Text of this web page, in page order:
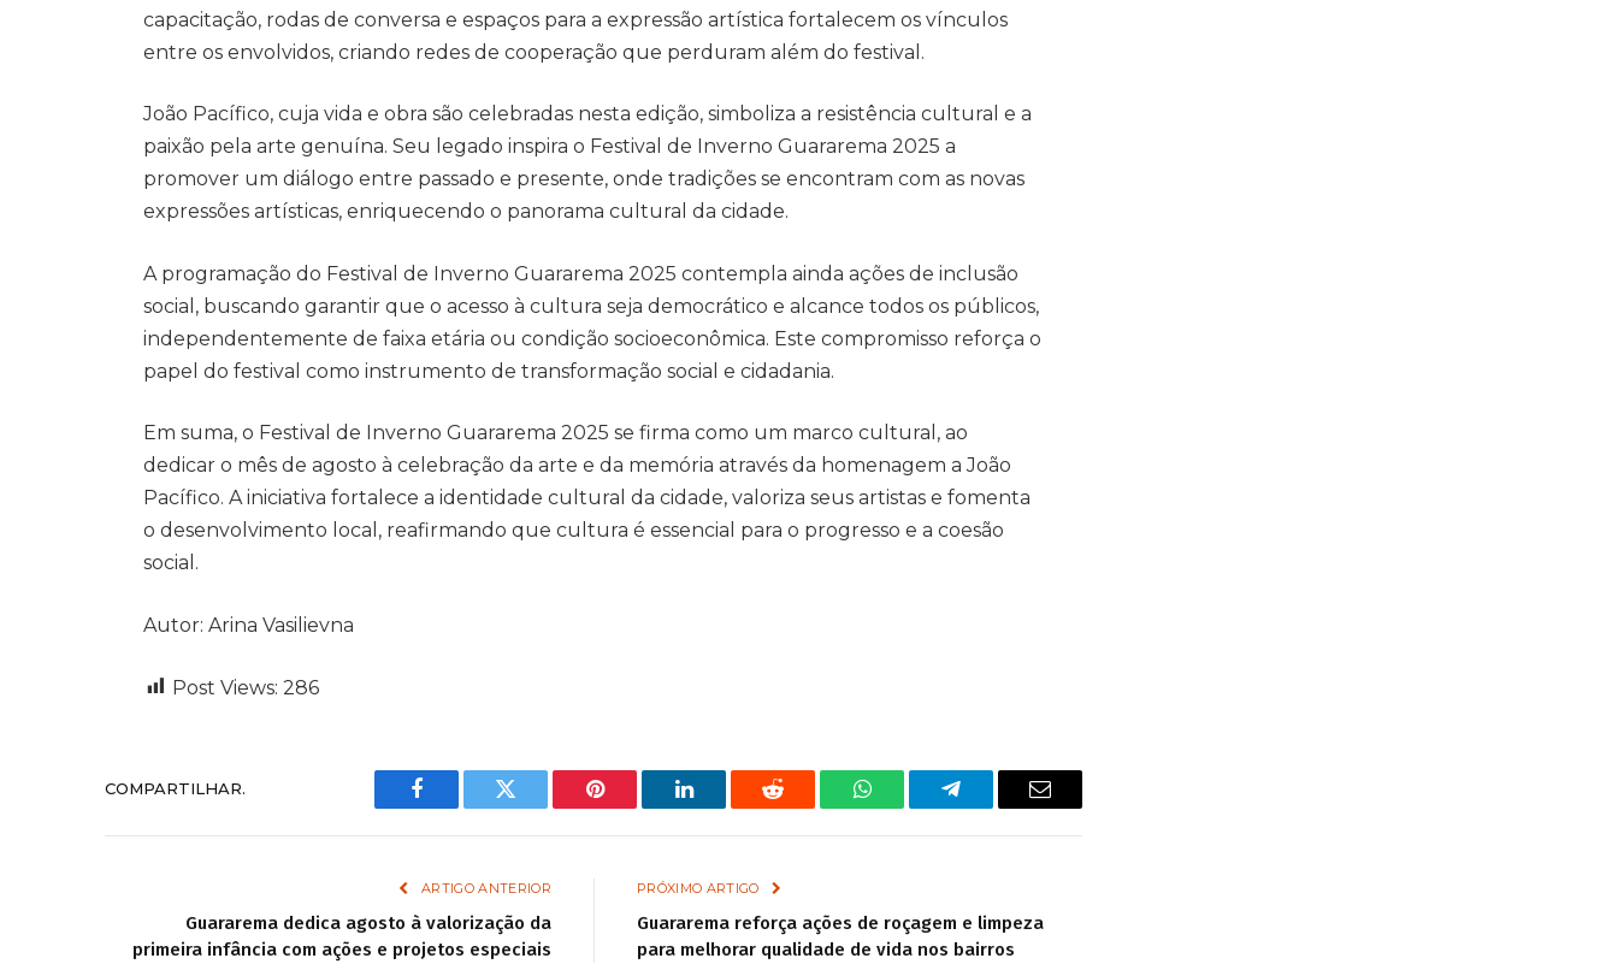
capacitação, rodas de conversa e espaços para a expressão artística fortalecem os vínculos
entre os envolvidos, criando redes de cooperação que perduram além do festival.
João Pacífico, cuja vida e obra são celebradas nesta edição, simboliza a resistência cultural e a
paixão pela arte genuína. Seu legado inspira o Festival de Inverno Guararema 2025 a
promover um diálogo entre passado e presente, onde tradições se encontram com as novas
expressões artísticas, enriquecendo o panorama cultural da cidade.
A programação do Festival de Inverno Guararema 2025 contempla ainda ações de inclusão
social, buscando garantir que o acesso à cultura seja democrático e alcance todos os públicos,
independentemente de faixa etária ou condição socioeconômica. Este compromisso reforça o
papel do festival como instrumento de transformação social e cidadania.
Em suma, o Festival de Inverno Guararema 2025 se firma como um marco cultural, ao
dedicar o mês de agosto à celebração da arte e da memória através da homenagem a João
Pacífico. A iniciativa fortalece a identidade cultural da cidade, valoriza seus artistas e fomenta
o desenvolvimento local, reafirmando que cultura é essencial para o progresso e a coesão
social.
Autor: Arina Vasilievna
Post Views: 286
COMPARTILHAR.
Facebook Twitter Pinterest LinkedIn Reddit WhatsAppTelegram Email
ARTIGO ANTERIOR
Guararema dedica agosto à valorização da
primeira infância com ações e projetos especiais
PRÓXIMO ARTIGO
Guararema reforça ações de roçagem e limpeza
para melhorar qualidade de vida nos bairros